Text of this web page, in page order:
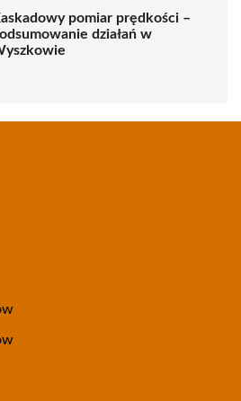
pomiar prędkości –
działań w